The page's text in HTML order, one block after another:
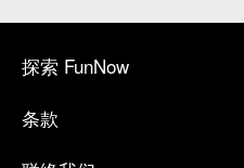
探索 FunNow
条款